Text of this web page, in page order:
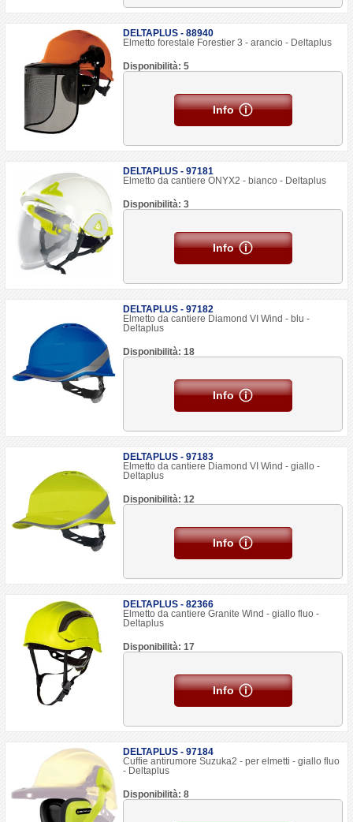
DELTAPLUS - 88940
Elmetto forestale Forestier 3 - arancio - Deltaplus
Disponibilità: 5
Info
DELTAPLUS - 97181
Elmetto da cantiere ONYX2 - bianco - Deltaplus
Disponibilità: 3
Info
DELTAPLUS - 97182
Elmetto da cantiere Diamond VI Wind - blu -
Deltaplus
Disponibilità: 18
Info
DELTAPLUS - 97183
Elmetto da cantiere Diamond VI Wind - giallo -
Deltaplus
Disponibilità: 12
Info
DELTAPLUS - 82366
Elmetto da cantiere Granite Wind - giallo fluo -
Deltaplus
Disponibilità: 17
Info
DELTAPLUS - 97184
Cuffie antirumore Suzuka2 - per elmetti - giallo fluo
- Deltaplus
Disponibilità: 8